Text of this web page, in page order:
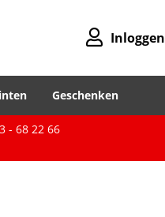
Inloggen
Geschenken
- 68 22 66